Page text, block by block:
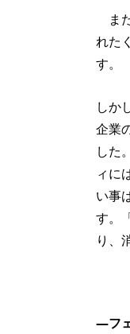
ま
れた
す。
しか
企業
した
ィに
い事
す。
り、
—フ